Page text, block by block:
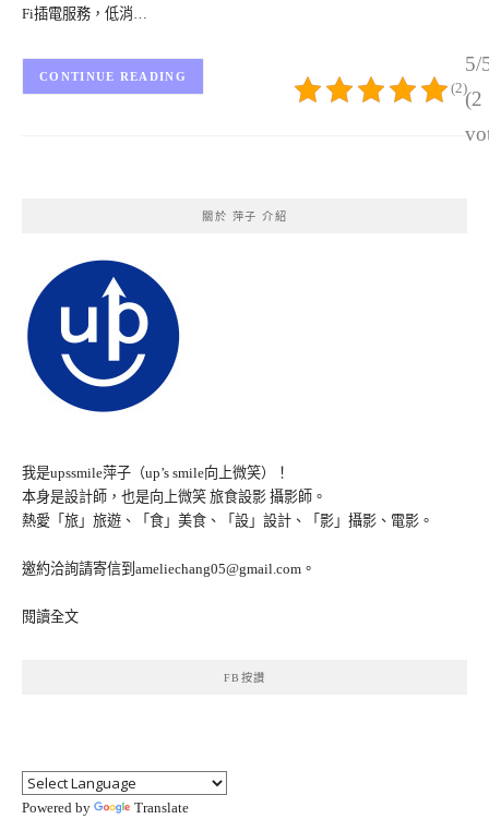
Fi插電服務，低消…
5/
(2
(2)
CONTINUE READING
關於 萍子 介紹
我是upssmile萍子（up’s smile向上微笑）！
本身是設計師，也是向上微笑 旅食設影 攝影師。
熱愛「旅」旅遊、「食」美食、「設」設計、「影」攝影、電影。
邀約洽詢請寄信到ameliechang05@gmail.com。
閱讀全文
FB按讚
Powered by Translate